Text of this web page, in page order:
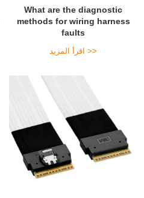
What are the diagnostic
methods for wiring harness
faults
اقرأ المزيد >>